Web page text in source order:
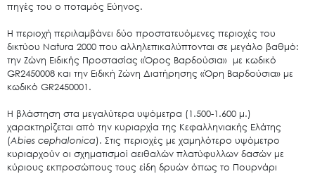
πηγές του ο ποταμός Εύηνος.
Η περιοχή περιλαμβάνει δύο προστατευόμενες περιοχές του
δικτύου Natura 2000 που αλληλεπικαλύπτονται σε μεγάλο βαθμό:
την Ζώνη Ειδικής Προστασίας «Όρος Βαρδούσια» με κωδικό
GR2450008 και την Ειδική Ζώνη Διατήρησης «Όρη Βαρδούσια» με
κωδικό GR2450001.
Η βλάστηση στα μεγαλύτερα υψόμετρα (1.500-1.600 μ.)
χαρακτηρίζεται από την κυριαρχία της Κεφαλληνιακής Ελάτης
(Abies cephalonica). Στις περιοχές με χαμηλότερο υψόμετρο
κυριαρχούν οι σχηματισμοί αειθαλών πλατύφυλλων δασών με
κύριους εκπροσώπους τους είδη δρυών όπως το Πουρνάρι